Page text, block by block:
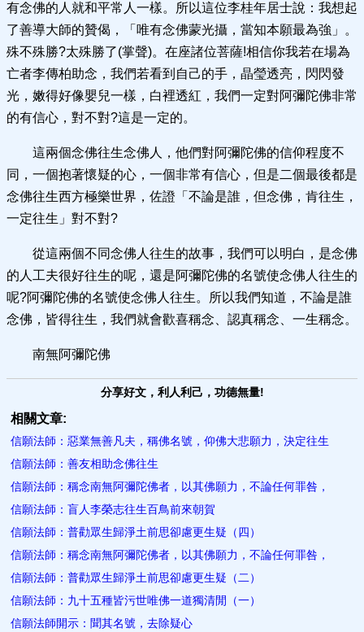
有念佛的人就和平常人一樣。所以這位李桂年居士說：我想起
了善導大師的贊偈，「唯有念佛蒙光攝，當知本願最為強」。
殊不殊勝?太殊勝了(掌聲)。在座諸位菩薩!相信你我若在場為
亡者李傳柏助念，我們若看到自己的手，晶瑩透亮，閃閃發
光，嫩得好像嬰兒一樣，白裡透紅，我們一定對阿彌陀佛非常
的有信心，對不對?這是一定的。
這兩個念佛往生念佛人，他們對阿彌陀佛的信仰程度不
同，一個抱著懷疑的心，一個非常有信心，但是二個最後都是
念佛往生西方極樂世界，佐證「不論是誰，但念佛，肯往生，
一定往生」對不對?
從這兩個不同念佛人往生的故事，我們可以明白，是念佛
的人工夫很好往生的呢，還是阿彌陀佛的名號使念佛人往生的
呢?阿彌陀佛的名號使念佛人往生。所以我們知道，不論是誰
念佛，皆得往生，我們就會歡喜稱念、認真稱念、一生稱念。
南無阿彌陀佛
分享好文，利人利己，功德無量!
相關文章:
信願法師：惡業無善凡夫，稱佛名號，仰佛大悲願力，決定往生
信願法師：善友相助念佛往生
信願法師：稱念南無阿彌陀佛者，以其佛願力，不論任何罪咎，
信願法師：盲人李榮志往生百鳥前來朝賀
信願法師：普勸眾生歸淨土前思卻慮更生疑（四）
信願法師：稱念南無阿彌陀佛者，以其佛願力，不論任何罪咎，
信願法師：普勸眾生歸淨土前思卻慮更生疑（二）
信願法師：九十五種皆污世唯佛一道獨清閒（一）
信願法師開示：聞其名號，去​除疑心